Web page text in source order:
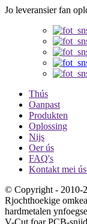
Jo leveransier fan
Thús
Oanpast
Produkten
Oplossing
Nijs
Oer ús
FAQ's
Kontakt mei
© Copyright - 2010-
Rjochthoekige
hardmetalen